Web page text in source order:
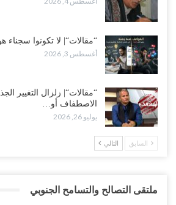
“مقالات“| لا تكونوا سجناء
أغسطس 3, 2026
“مقالات“| زلزال التغيير
الاصطفاف أو…
يوليو 26, 2026
السابق التالي
ملتقى التصالح والتسامح الجنوبي